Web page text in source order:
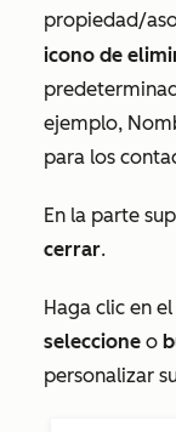
propiedad/
icono de
ejemplo,
para los
En la parte
cerrar.
Haga clic en
seleccione o
personalizar